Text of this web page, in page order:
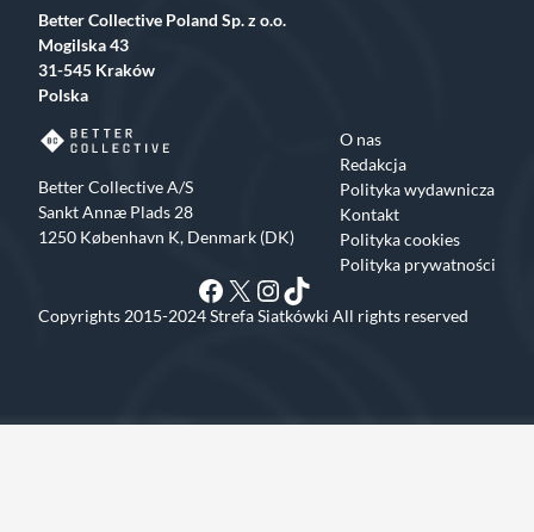
Better Collective Poland Sp. z o.o.
Mogilska 43
31-545 Kraków
Polska
Better Collective A/S
Sankt Annæ Plads 28
1250 København K, Denmark (DK)
O nas
Redakcja
Polityka wydawnicza
Kontakt
Polityka cookies
Polityka prywatności
Facebook
X Instagram
TikTok
Copyrights 2015-2024 Strefa Siatkówki All rights reserved